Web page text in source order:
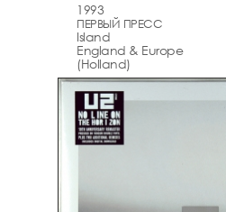
1993
ПЕРВЫЙ ПРЕСС
Island
England & Europe
(Holland)